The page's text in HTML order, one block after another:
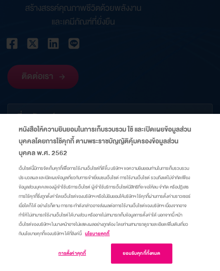
สร้างสรรค์คุณภาพชีวิตด้วยพลังงาน
และเคมีภัณฑ์ที่ยั่งยืน
ติดต่อเรา
เกี่ยวกับองค์กร
ข้อมูลที่เกี่ยวข้อง
ลิงก์
แผนผังเว็บไซต์ศูนย์ความเป็นส่วนตัวนโยบายคุกกี้มาตรการแจ้งเตือน
© Copyright 2015 A Company of Thai Oil
การตั้งค่าคุกกี้
หนังสือให้ความยินยอมในการเก็บรวบรวม ใช้ และเปิดเผยข้อมูลส่วน
บุคคลโดยการใช้คุกกี้ ตามพระราชบัญญัติคุ้มครองข้อมูลส่วน
บุคคล พ.ศ. 2562
เว็บไซต์นี้มีการจัดเก็บคุกกี้เพื่อการใช้งานเว็บไซต์ที่ดีขึ้น บริษัทฯ ขอความยินยอมท่านในการเก็บรวบรวม
ประมวลผล และเปิดเผยข้อมูลเกี่ยวกับการเข้าเยี่ยมชมเว็บไซต์ การใช้งานเว็บไซต์ รวมถึงแต่ไม่จำกัดเพียง
ข้อมูลส่วนบุคคลของผู้เข้าใช้บริการเว็บไซต์ ผู้เข้าใช้บริการเว็บไซต์มีสิทธิที่จะขอให้ลบ จำกัด หรือปฏิเสธ
การใช้คุกกี้ซึ่งถูกตั้งค่าโดยเว็บไซต์ของบริษัทฯ หรือไม่ยินยอมให้บริษัทฯ ใช้คุกกี้ผ่านการตั้งค่าบราวเซอร์
เมื่อใดก็ได้ อย่างไรก็ตาม การกระทำดังกล่าวอาจส่งผลต่อการใช้งานเว็บไซต์ของบริษัทฯ เนื่องจากอาจ
ทำให้ไม่สามารถใช้งานเว็บไซต์ได้บางส่วน หรืออาจไม่สามารถเก็บข้อมูลการตั้งค่าได้ นอกจากนี้ หน้า
เว็บไซต์ของบริษัทฯ ในบางหน้าอาจไม่แสดงผลอย่างถูกต้อง โดยท่านสามารถดูรายละเอียดเพิ่มเติมเกี่ยว
กับนโยบายคุกกี้ของบริษัทฯ ได้ที่ลิงค์นี้ นโยบายคุกกี้
การตั้งค่าคุกกี้ ยอมรับคุกกี้ทั้งหมด
เข้าสู่เว็บไซต์